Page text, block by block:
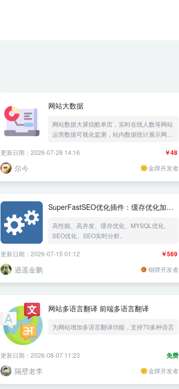
网站大数据
网站数据大屏炫酷单页，实时在线人数等网站
运营数据可视化监测，站内数据统计展示网站
计——《益吾库》尔今作品
￥48
更新日期：2026-07-28 14:16
尔今 金牌开发者
SuperFastSEO优化插件：缓存优化加速
高性能、高并发、缓存优化、MYSQL优化、
SEO优化、SEO实时分析。
￥569
更新日期：2026-07-15 01:12
逍遥金鹏 铜牌开发者
网站多语言翻译 前端多语言翻译
为网站增加多语言翻译功能，支持70多种语言
免费
更新日期：2026-08-07 11:23
隔壁老李 金牌开发者